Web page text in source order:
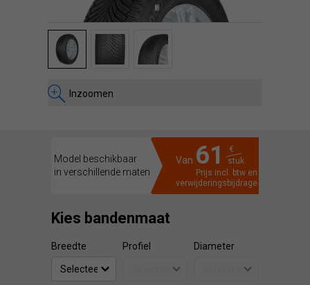
Inzoomen
Model beschikbaar
in verschillende maten
Van 61
€
stuk
Prijs incl. btw en
verwijderingsbijdrage
Kies bandenmaat
Breedte Profiel Diameter